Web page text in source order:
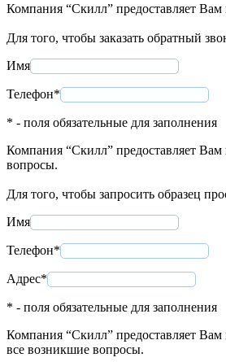
Компания “Скилл” предоставляет
Для того, чтобы заказать обратный
Имя
Телефон*
* - поля обязательные для заполнения
Компания “Скилл” предоставляет Вам
вопросы.
Для того, чтобы запросить образец
Имя
Телефон*
Адрес*
* - поля обязательные для заполнения
Компания “Скилл” предоставляет
все возникшие вопросы.